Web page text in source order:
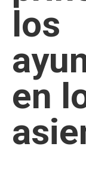
los
en